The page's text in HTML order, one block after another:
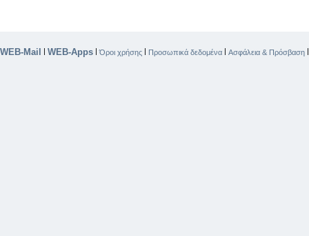
WEB-Mail | WEB-Apps |Όροι χρήσης | Προσωπικά δεδομένα | Ασφάλεια & Πρόσβαση